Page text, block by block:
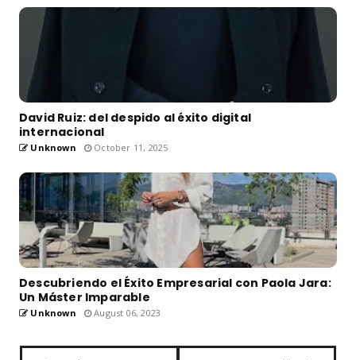
David Ruiz: del despido al éxito digital
internacional
Unknown October 11, 2025
Descubriendo el Éxito Empresarial con Paola Jara:
Un Máster Imparable
Unknown August 06, 2023